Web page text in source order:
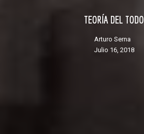
TEORÍA DEL TODO
Arturo Serna
julio 16, 2018